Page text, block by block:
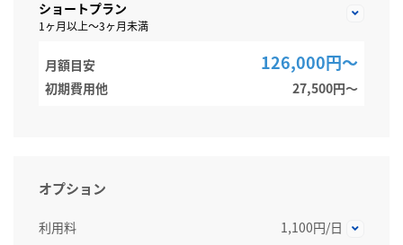
ショートプラン
1ヶ月以上～3ヶ月未満
月額目安 126,000円～
初期費用他 27,500円〜
オプション
利用料
1,100円/日